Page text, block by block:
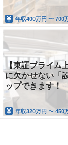
年収400万円 〜 700
【東証プライム
に欠かせない「
ップできます！
年収320万円 〜 450